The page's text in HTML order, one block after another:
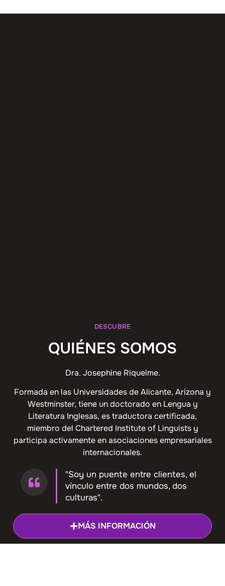
DESCUBRE
QUIÉNES SOMOS
Dra. Josephine Riquelme.
Formada en las Universidades de Alicante, Arizona y
Westminster, tiene un doctorado en Lengua y
Literatura Inglesas, es traductora certificada,
miembro del Chartered Institute of Linguists y
participa activamente en asociaciones empresariales
internacionales.
"Soy un puente entre clientes, el
vínculo entre dos mundos, dos
culturas".
MÁS INFORMACIÓN